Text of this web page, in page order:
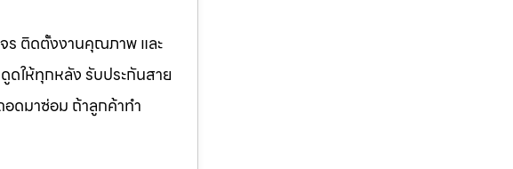
ร ติดตั้งงานคุณภาพ และ
ดให้ทุกหลัง รับประกันสาย
อดมาซ่อม ถ้าลูกค้าทำ